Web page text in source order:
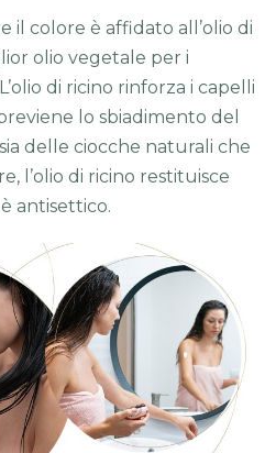
il colore è affidato all’olio di
olio vegetale per i
di ricino rinforza i capelli
lo sbiadimento del
delle ciocche naturali che
l’olio di ricino restituisce
antisettico.